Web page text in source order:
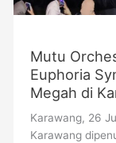
Mutu
Euphoria
Megah di
Karawang, 26
Karawang